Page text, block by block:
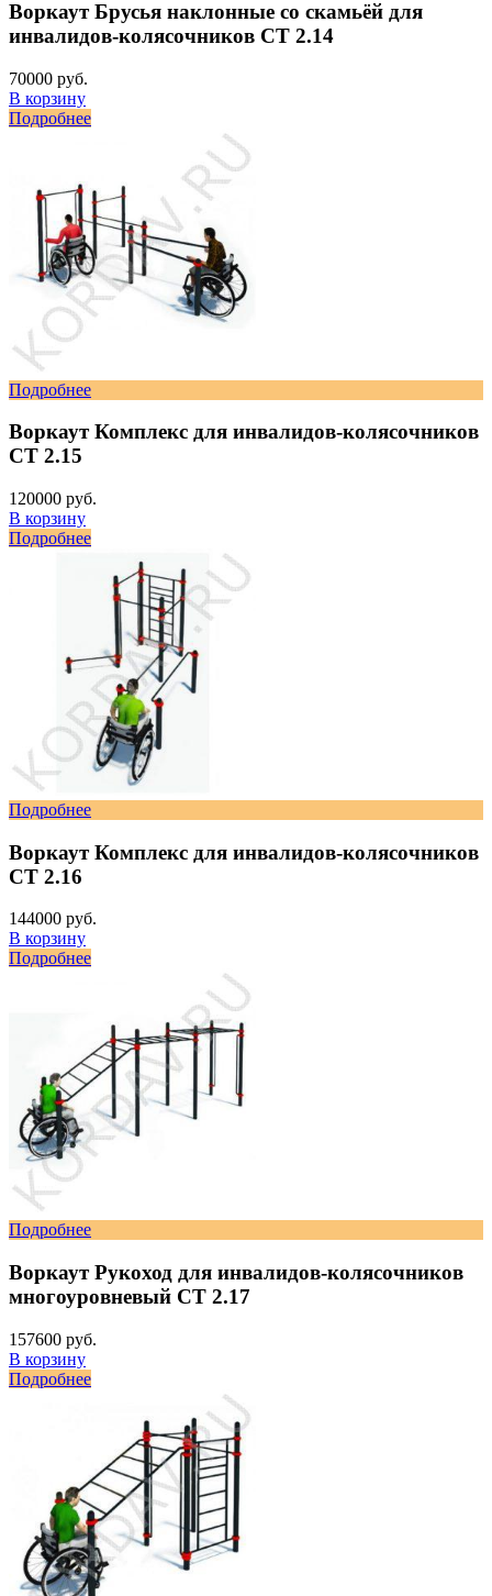
Воркаут Брусья наклонные со скамьёй для
инвалидов-колясочников СТ 2.14
70000 руб.
В корзину
Подробнее
Подробнее
Воркаут Комплекс для инвалидов-колясочников
СТ 2.15
120000 руб.
В корзину
Подробнее
Подробнее
Воркаут Комплекс для инвалидов-колясочников
СТ 2.16
144000 руб.
В корзину
Подробнее
Подробнее
Воркаут Рукоход для инвалидов-колясочников
многоуровневый СТ 2.17
157600 руб.
В корзину
Подробнее